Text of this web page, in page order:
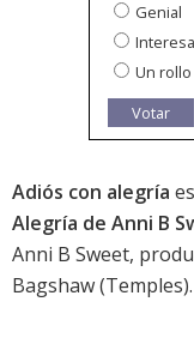
Genial
Un rollo
Votar
Adiós con alegría
Alegría de Anni B
Anni B Sweet,
Bagshaw